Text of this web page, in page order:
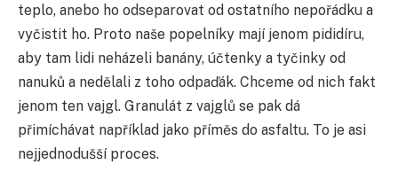
teplo, anebo ho odseparovat od ostatního nepořádku a
vyčistit ho. Proto naše popelníky mají jenom pididíru,
aby tam lidi neházeli banány, účtenky a tyčinky od
nanuků a nedělali z toho odpaďák. Chceme od nich fakt
jenom ten vajgl. Granulát z vajglů se pak dá
přimíchávat například jako příměs do asfaltu. To je asi
nejjednodušší proces.